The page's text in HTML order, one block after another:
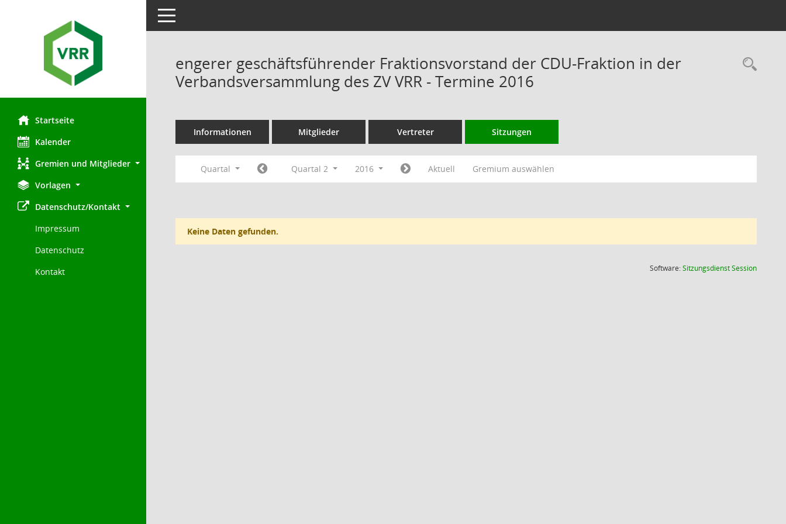
Startseite
Kalender
Gremien und Mitglieder
Vorlagen
Datenschutz/Kontakt
Impressum
Datenschutz
Kontakt
Toggle navigation
engerer geschäftsführender Fraktionsvorstand der CDU-Fraktion in der
Verbandsversammlung des ZV VRR - Termine 2016
Informationen Mitglieder Vertreter Sitzungen
Quartal Quartal 2 2016 Aktuell Gremium auswählen
Keine Daten gefunden.
Software:SitzungsdienstSession(Wird in